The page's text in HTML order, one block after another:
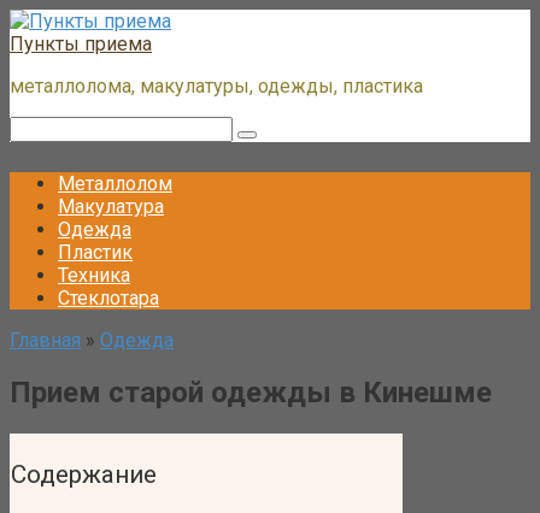
Перейти
к
Пункты приема
металлолома, макулатуры, одежды, пластика
Металлолом
Макулатура
Одежда
Пластик
Техника
Стеклотара
Главная » Одежда
Прием старой одежды в Кинешме
Содержание